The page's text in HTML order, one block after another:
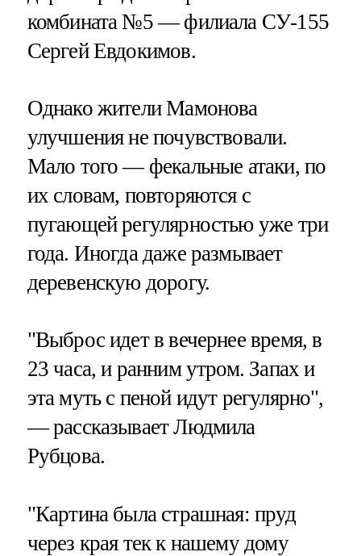
комбината №5 — филиала СУ-155
Сергей Евдокимов.
Однако жители Мамонова
улучшения не почувствовали.
Мало того — фекальные атаки, по
их словам, повторяются с
пугающей регулярностью уже три
года. Иногда даже размывает
деревенскую дорогу.
"Выброс идет в вечернее время, в
23 часа, и ранним утром. Запах и
эта муть с пеной идут регулярно",
— рассказывает Людмила
Рубцова.
"Картина была страшная: пруд
через края тек к нашему дому